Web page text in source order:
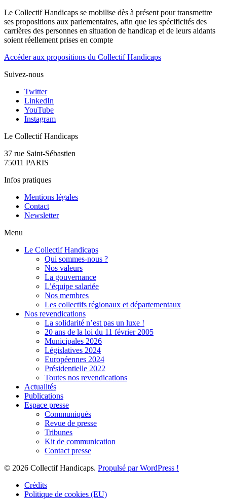
Le Collectif Handicaps se mobilise dès à présent pour transmettre
ses propositions aux parlementaires, afin que les spécificités des
carrières des personnes en situation de handicap et de leurs aidants
soient réellement prises en compte
Accéder aux propositions du Collectif Handicaps
Suivez-nous
Twitter
LinkedIn
YouTube
Instagram
Le Collectif Handicaps
37 rue Saint-Sébastien
75011 PARIS
Infos pratiques
Mentions légales
Contact
Newsletter
Menu
Le Collectif Handicaps
Qui sommes-nous ?
Nos valeurs
La gouvernance
L’équipe salariée
Nos membres
Les collectifs régionaux et départementaux
Nos revendications
La solidarité n’est pas un luxe !
20 ans de la loi du 11 février 2005
Municipales 2026
Législatives 2024
Européennes 2024
Présidentielle 2022
Toutes nos revendications
Actualités
Publications
Espace presse
Communiqués
Revue de presse
Tribunes
Kit de communication
Contact presse
© 2026 Collectif Handicaps. Propulsé par WordPress !
Crédits
Politique de cookies (EU)